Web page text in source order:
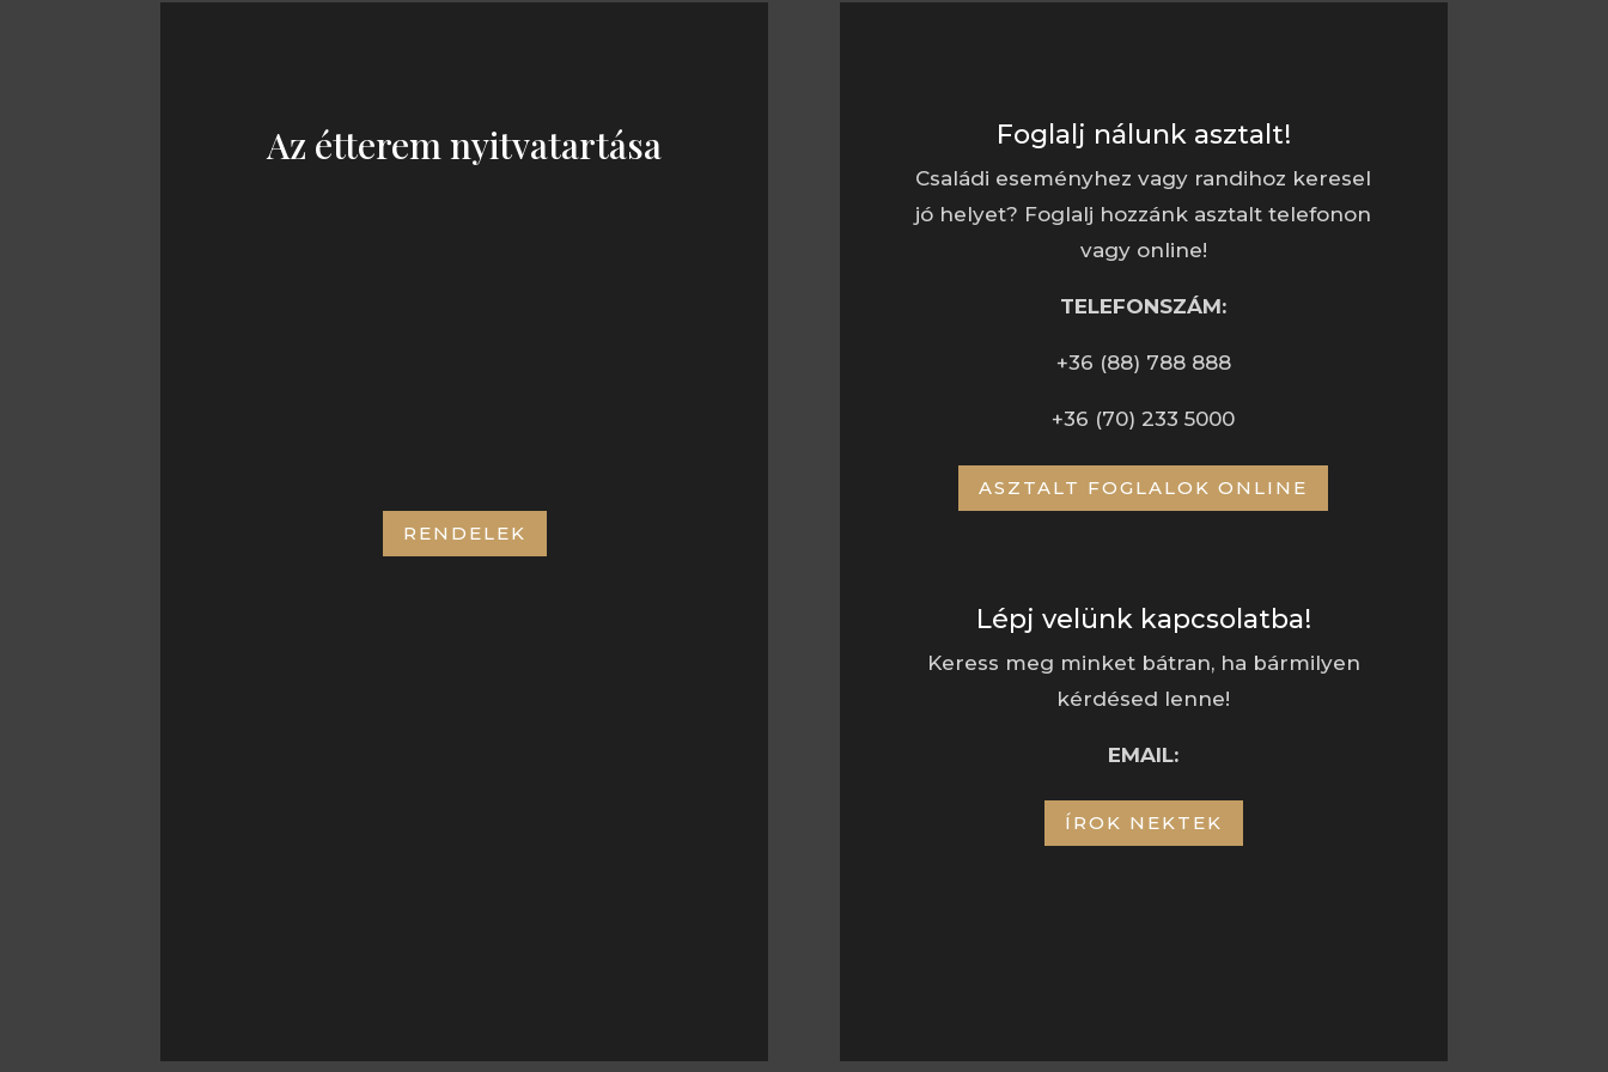
Az étterem nyitvatartása
RENDELEK
Foglalj nálunk asztalt!
Családi eseményhez vagy randihoz keresel
jó helyet? Foglalj hozzánk asztalt telefonon
vagy online!
TELEFONSZÁM:
+36 (88) 788 888
+36 (70) 233 5000
ASZTALT FOGLALOK ONLINE
Lépj velünk kapcsolatba!
Keress meg minket bátran, ha bármilyen
kérdésed lenne!
EMAIL:
ÍROK NEKTEK